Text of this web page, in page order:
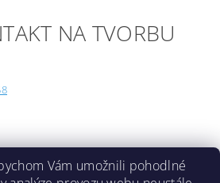
NA TVORBU
Vám umožnili pohodlné